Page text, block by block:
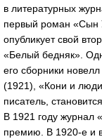
в литературных
первый роман «Сын
опубликует свой
«Белый бедняк».
его сборники
(1921), «Кони и
писатель,
В 1921 году журнал
премию. В 1920-е и